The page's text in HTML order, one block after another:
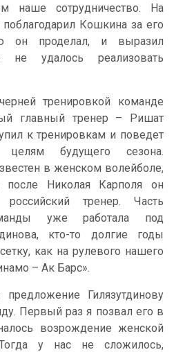
наше сотрудничество. На
Кошкина за его
он проделал, и выразил
удалось реализовать
тренировкой команде
главный тренер – Ришат
к тренировкам и поведет
будущего сезона.
в женском волейболе,
после Николая Карполя он
тренер. Часть
уже работала под
кто-то долгие годы
как на рулевого нашего
– Ак Барс».
Гилязутдинову
Первый раз я позвал его в
возрождение женской
у нас не сложилось,